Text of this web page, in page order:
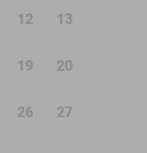
12 13
19 20
26 27